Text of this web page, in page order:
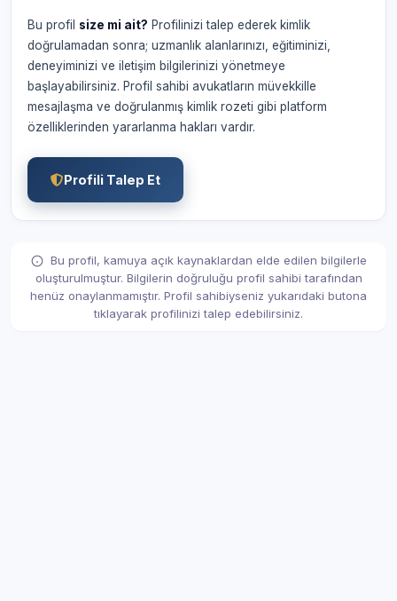
Bu profil size mi ait? Profilinizi talep ederek kimlik
doğrulamadan sonra; uzmanlık alanlarınızı, eğitiminizi,
deneyiminizi ve iletişim bilgilerinizi yönetmeye
başlayabilirsiniz. Profil sahibi avukatların müvekkille
mesajlaşma ve doğrulanmış kimlik rozeti gibi platform
özelliklerinden yararlanma hakları vardır.
Profili Talep Et
Bu profil, kamuya açık kaynaklardan elde edilen bilgilerle
oluşturulmuştur. Bilgilerin doğruluğu profil sahibi tarafından
henüz onaylanmamıştır. Profil sahibiyseniz yukarıdaki butona
tıklayarak profilinizi talep edebilirsiniz.